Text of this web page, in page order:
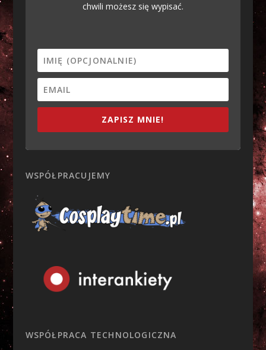
chwili możesz się wypisać.
ZAPISZ MNIE!
WSPÓŁPRACUJEMY
WSPÓŁPRACA TECHNOLOGICZNA